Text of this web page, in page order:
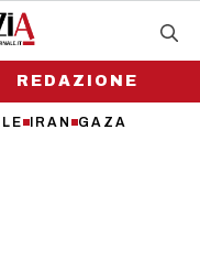
IRAN GAZA
REDAZIONE